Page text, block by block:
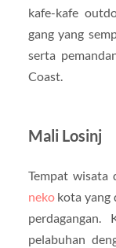
kafe-kafe
gang yang
serta
Coast.
Mali Losinj
Tempat wisata
nekokota yang
pelabuhan